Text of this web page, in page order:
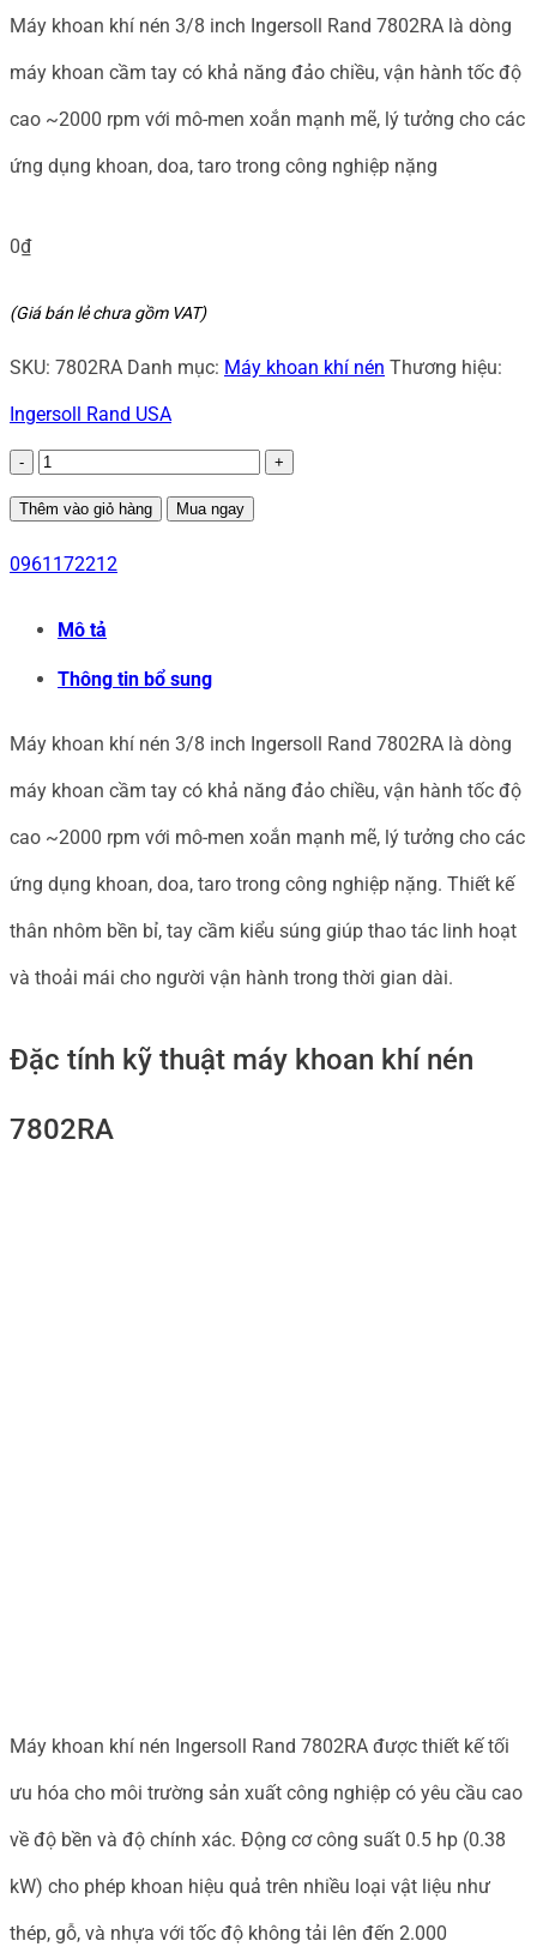
Máy khoan khí nén 3/8 inch Ingersoll Rand 7802RA là dòng
máy khoan cầm tay có khả năng đảo chiều, vận hành tốc độ
cao ~2000 rpm với mô-men xoắn mạnh mẽ, lý tưởng cho các
ứng dụng khoan, doa, taro trong công nghiệp nặng
0₫
(Giá bán lẻ chưa gồm VAT)
SKU: 7802RA Danh mục: Máy khoan khí nén Thương hiệu:
Ingersoll Rand USA
Máy
khoan
khí
inch
Ingersoll
Rand
7802RA
số
lượng
Thêm vào giỏ hàng Mua ngay
0961172212
Mô tả
Thông tin bổ sung
Máy khoan khí nén 3/8 inch Ingersoll Rand 7802RA là dòng
máy khoan cầm tay có khả năng đảo chiều, vận hành tốc độ
cao ~2000 rpm với mô-men xoắn mạnh mẽ, lý tưởng cho các
ứng dụng khoan, doa, taro trong công nghiệp nặng. Thiết kế
thân nhôm bền bỉ, tay cầm kiểu súng giúp thao tác linh hoạt
và thoải mái cho người vận hành trong thời gian dài.
Đặc tính kỹ thuật máy khoan khí nén
7802RA
Máy khoan khí nén Ingersoll Rand 7802RA được thiết kế tối
ưu hóa cho môi trường sản xuất công nghiệp có yêu cầu cao
về độ bền và độ chính xác. Động cơ công suất 0.5 hp (0.38
kW) cho phép khoan hiệu quả trên nhiều loại vật liệu như
thép, gỗ, và nhựa với tốc độ không tải lên đến 2.000